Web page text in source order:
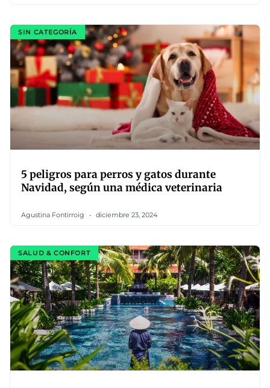
SIN CATEGORÍA
5 peligros para perros y gatos durante
Navidad, según una médica veterinaria
Agustina Fontirroig diciembre 23, 2024
SALUD & CONFORT